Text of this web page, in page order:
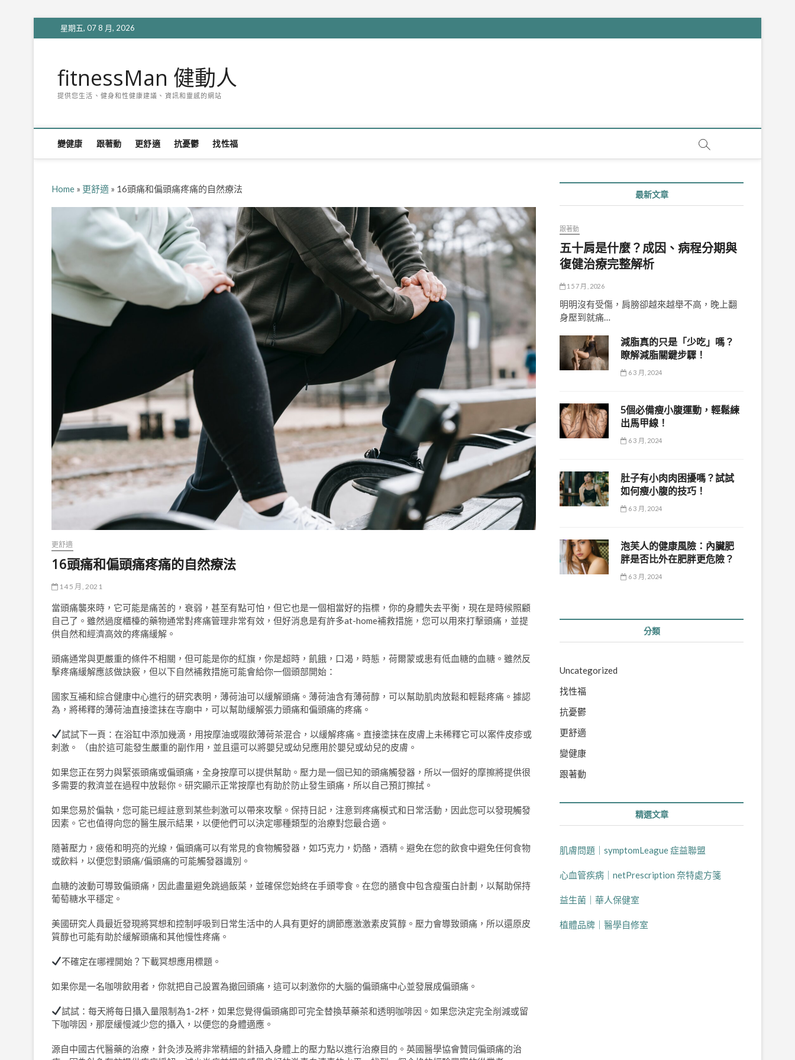
to
星期五, 07 8 月, 2026
fitnessMan 健動人
提供您生活、健身和性健康建議、資訊和靈感的網站
變健康 跟著動 更舒適 抗憂鬱 找性福
Home » 更舒適 » 16頭痛和偏頭痛疼痛的自然療法
更舒適
16頭痛和偏頭痛疼痛的自然療法
14 5 月, 2021
當頭痛襲來時，它可能是痛苦的，衰弱，甚至有點可怕，但它也是一個相當好的指標，你的身體失去平衡，現在是時候照顧
自己了。雖然過度櫃檯的藥物通常對疼痛管理非常有效，但好消息是有許多at-home補救措施，您可以用來打擊頭痛，並提
供自然和經濟高效的疼痛緩解。
頭痛通常與更嚴重的條件不相關，但可能是你的紅旗，你是超時，飢餓，口渴，時態，荷爾蒙或患有低血糖的血糖。雖然反
擊疼痛緩解應該做訣竅，但以下自然補救措施可能會給你一個頭部開始：
國家互補和綜合健康中心進行的研究表明，薄荷油可以緩解頭痛。薄荷油含有薄荷醇，可以幫助肌肉放鬆和輕鬆疼痛。據認
為，將稀釋的薄荷油直接塗抹在寺廟中，可以幫助緩解張力頭痛和偏頭痛的疼痛。
試試下一頁：在浴缸中添加幾滴，用按摩油或啜飲薄荷茶混合，以緩解疼痛。直接塗抹在皮膚上未稀釋它可以案件皮疹或
刺激。 （由於這可能發生嚴重的副作用，並且還可以將嬰兒或幼兒應用於嬰兒或幼兒的皮膚。
如果您正在努力與緊張頭痛或偏頭痛，全身按摩可以提供幫助。壓力是一個已知的頭痛觸發器，所以一個好的摩擦將提供很
多需要的救濟並在過程中放鬆你。研究顯示正常按摩也有助於防止發生頭痛，所以自己預訂擦拭。
如果您易於偏執，您可能已經註意到某些刺激可以帶來攻擊。保持日記，注意到疼痛模式和日常活動，因此您可以發現觸發
因素。它也值得向您的醫生展示結果，以便他們可以決定哪種類型的治療對您最合適。
隨著壓力，疲倦和明亮的光線，偏頭痛可以有常見的食物觸發器，如巧克力，奶酪，酒精。避免在您的飲食中避免任何食物
或飲料，以便您對頭痛/偏頭痛的可能觸發器識別。
血糖的波動可導致偏頭痛，因此盡量避免跳過飯菜，並確保您始終在手頭零食。在您的膳食中包含瘦蛋白計劃，以幫助保持
葡萄糖水平穩定。
美國研究人員最近發現將冥想和控制呼吸到日常生活中的人具有更好的調節應激激素皮質醇。壓力會導致頭痛，所以還原皮
質醇也可能有助於緩解頭痛和其他慢性疼痛。
不確定在哪裡開始？下載冥想應用標題。
如果你是一名咖啡飲用者，你就把自己設置為撤回頭痛，這可以刺激你的大腦的偏頭痛中心並發展成偏頭痛。
試試：每天將每日攝入量限制為1-2杯，如果您覺得偏頭痛即可完全替換草藥茶和透明咖啡因。如果您決定完全削減或留
下咖啡因，那麼緩慢減少您的攝入，以便您的身體適應。
源自中國古代醫藥的治療，針灸涉及將非常精細的針插入身體上的壓力點以進行治療目的。英國醫學協會贊同偏頭痛的治
最新文章
跟著動
五十肩是什麼？成因、病程分期與
復健治療完整解析
15 7 月, 2026
明明沒有受傷，肩膀卻越來越舉不高，晚上翻
身壓到就痛…
減脂真的只是「少吃」嗎？
瞭解減脂關鍵步驟！
6 3 月, 2024
5個必備瘦小腹運動，輕鬆練
出馬甲線！
6 3 月, 2024
肚子有小肉肉困擾嗎？試試
如何瘦小腹的技巧！
6 3 月, 2024
泡芙人的健康風險：內臟肥
胖是否比外在肥胖更危險？
6 3 月, 2024
分類
Uncategorized
找性福
抗憂鬱
更舒適
變健康
跟著動
精選文章
肌膚問題｜symptomLeague 症益聯盟
心血管疾病｜netPrescription 奈特處方箋
益生菌｜華人保健室
植體品牌｜醫學自修室